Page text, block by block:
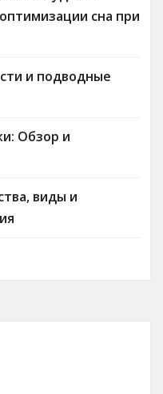
сна при
и подводные
Обзор и
виды и